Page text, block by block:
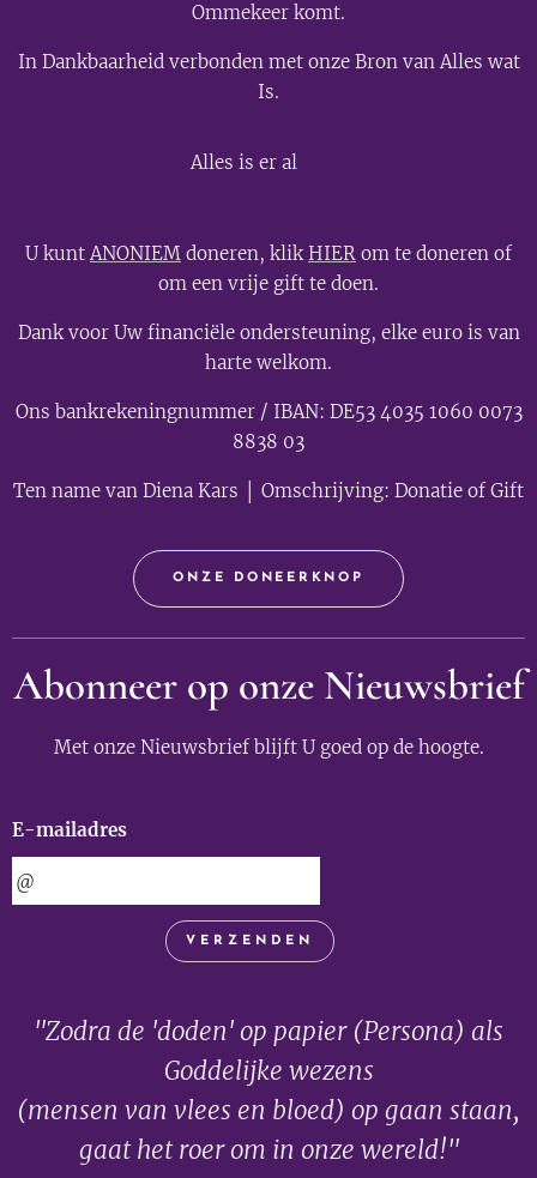
Ommekeer komt.
In Dankbaarheid verbonden met onze Bron van Alles wat
Is.
Alles is er al
U kuntANONIEM doneren, klikHIER om te doneren of
om een vrije gift te doen.
Dank voor Uw financiële ondersteuning, elke euro is van
harte welkom.
Ons bankrekeningnummer / IBAN: DE53 4035 1060 0073
8838 03
Ten name van Diena Kars │ Omschrijving: Donatie of Gift
ONZE DONEERKNOP
Abonneer op onze Nieuwsbrief
Met onze Nieuwsbrief blijft U goed op de hoogte.
E-mailadres
VERZENDEN
"Zodra de 'doden' op papier (Persona) als
Goddelijke wezens
(mensen van vlees en bloed) op gaan staan,
gaat het roer om in onze wereld!"